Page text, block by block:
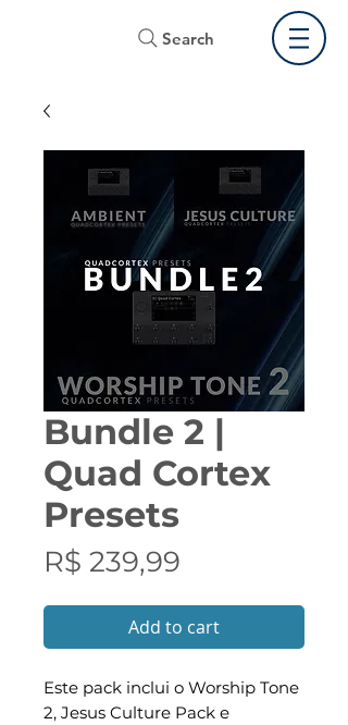
Search
Bundle 2 |
Quad Cortex
Presets
R$ 239,99
Add to cart
Este pack inclui o Worship Tone
2, Jesus Culture Pack e